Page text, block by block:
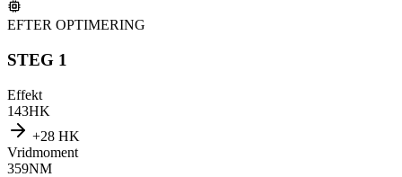
EFTER OPTIMERING
STEG 1
Effekt
143HK
+28 HK
Vridmoment
359NM